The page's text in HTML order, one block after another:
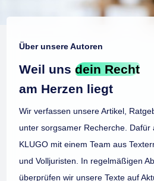
Über unsere Autoren
Weil unsdein Recht
am Herzen liegt
Wir verfassen unsere Artikel,
unter sorgsamer Recherche. Dafür
KLUGO mit einem Team aus
und Volljuristen. In regelmäßigen
überprüfen wir unsere Texte auf